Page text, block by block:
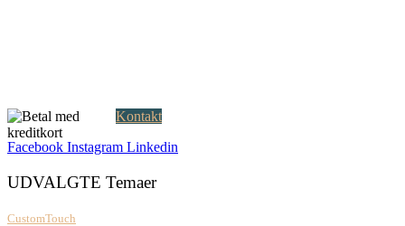
Kontakt
Facebook Instagram Linkedin
UDVALGTE Temaer
CustomTouch